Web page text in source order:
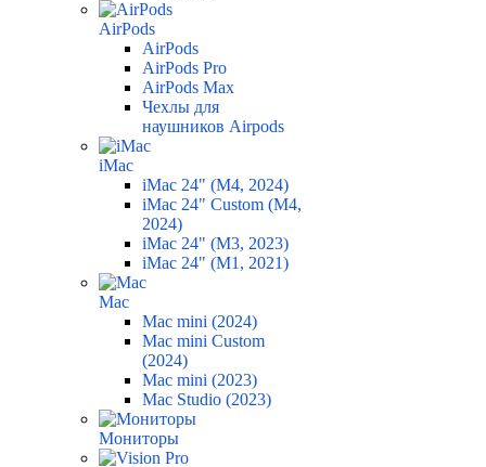
AirPods
AirPods
AirPods Pro
AirPods Max
Чехлы для
наушников Airpods
iMac
iMac 24" (M4, 2024)
iMac 24" Custom (M4,
2024)
iMac 24" (M3, 2023)
iMac 24" (M1, 2021)
Mac
Mac mini (2024)
Mac mini Custom
(2024)
Mac mini (2023)
Mac Studio (2023)
Мониторы